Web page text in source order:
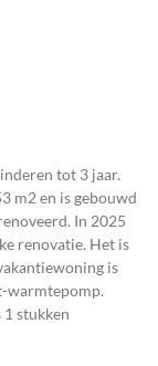
tot 3 jaar.
m2 en is gebouwd
In 2025
renovatie. Het is
is
warmtepomp.
stukken